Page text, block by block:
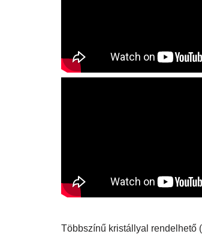
Többszínű kristállyal rendelhető